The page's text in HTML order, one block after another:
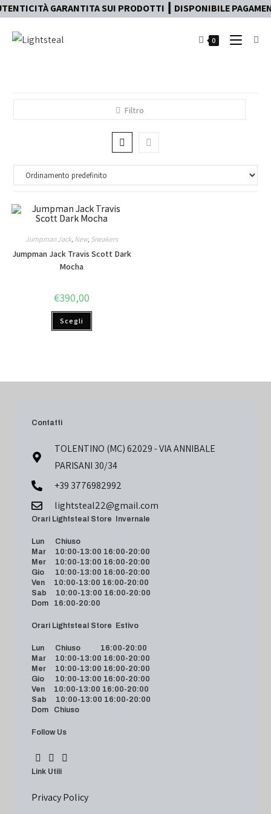
GARANTITA SUI PRODOTTI ┃ DISPONIBILE
0
Filtro
Jumpman Jack, New, Sneakers
Jumpman Jack Travis Scott Dark
Mocha
€390,00
Scegli
Contatti
TOLENTINO (MC) 62029 - VIA ANNIBALE
PARISANI 30/34
+39 3776982992
lightsteal22@gmail.com
Orari Lightsteal Store Invernale
Lun Chiuso
Mar 10:00-13:00 16:00-20:00
Mer 10:00-13:00 16:00-20:00
Gio 10:00-13:00 16:00-20:00
Ven 10:00-13:00 16:00-20:00
Sab 10:00-13:00 16:00-20:00
Dom 16:00-20:00
Orari Lightsteal Store Estivo
Lun Chiuso 16:00-20:00
Mar 10:00-13:00 16:00-20:00
Mer 10:00-13:00 16:00-20:00
Gio 10:00-13:00 16:00-20:00
Ven 10:00-13:00 16:00-20:00
Sab 10:00-13:00 16:00-20:00
Dom Chiuso
Follow Us
Link Utili
Privacy Policy